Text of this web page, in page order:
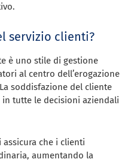
servizio clienti?
è uno stile di gestione
al centro dell’erogazione
soddisfazione del cliente
tutte le decisioni aziendali
che i clienti
aumentando la